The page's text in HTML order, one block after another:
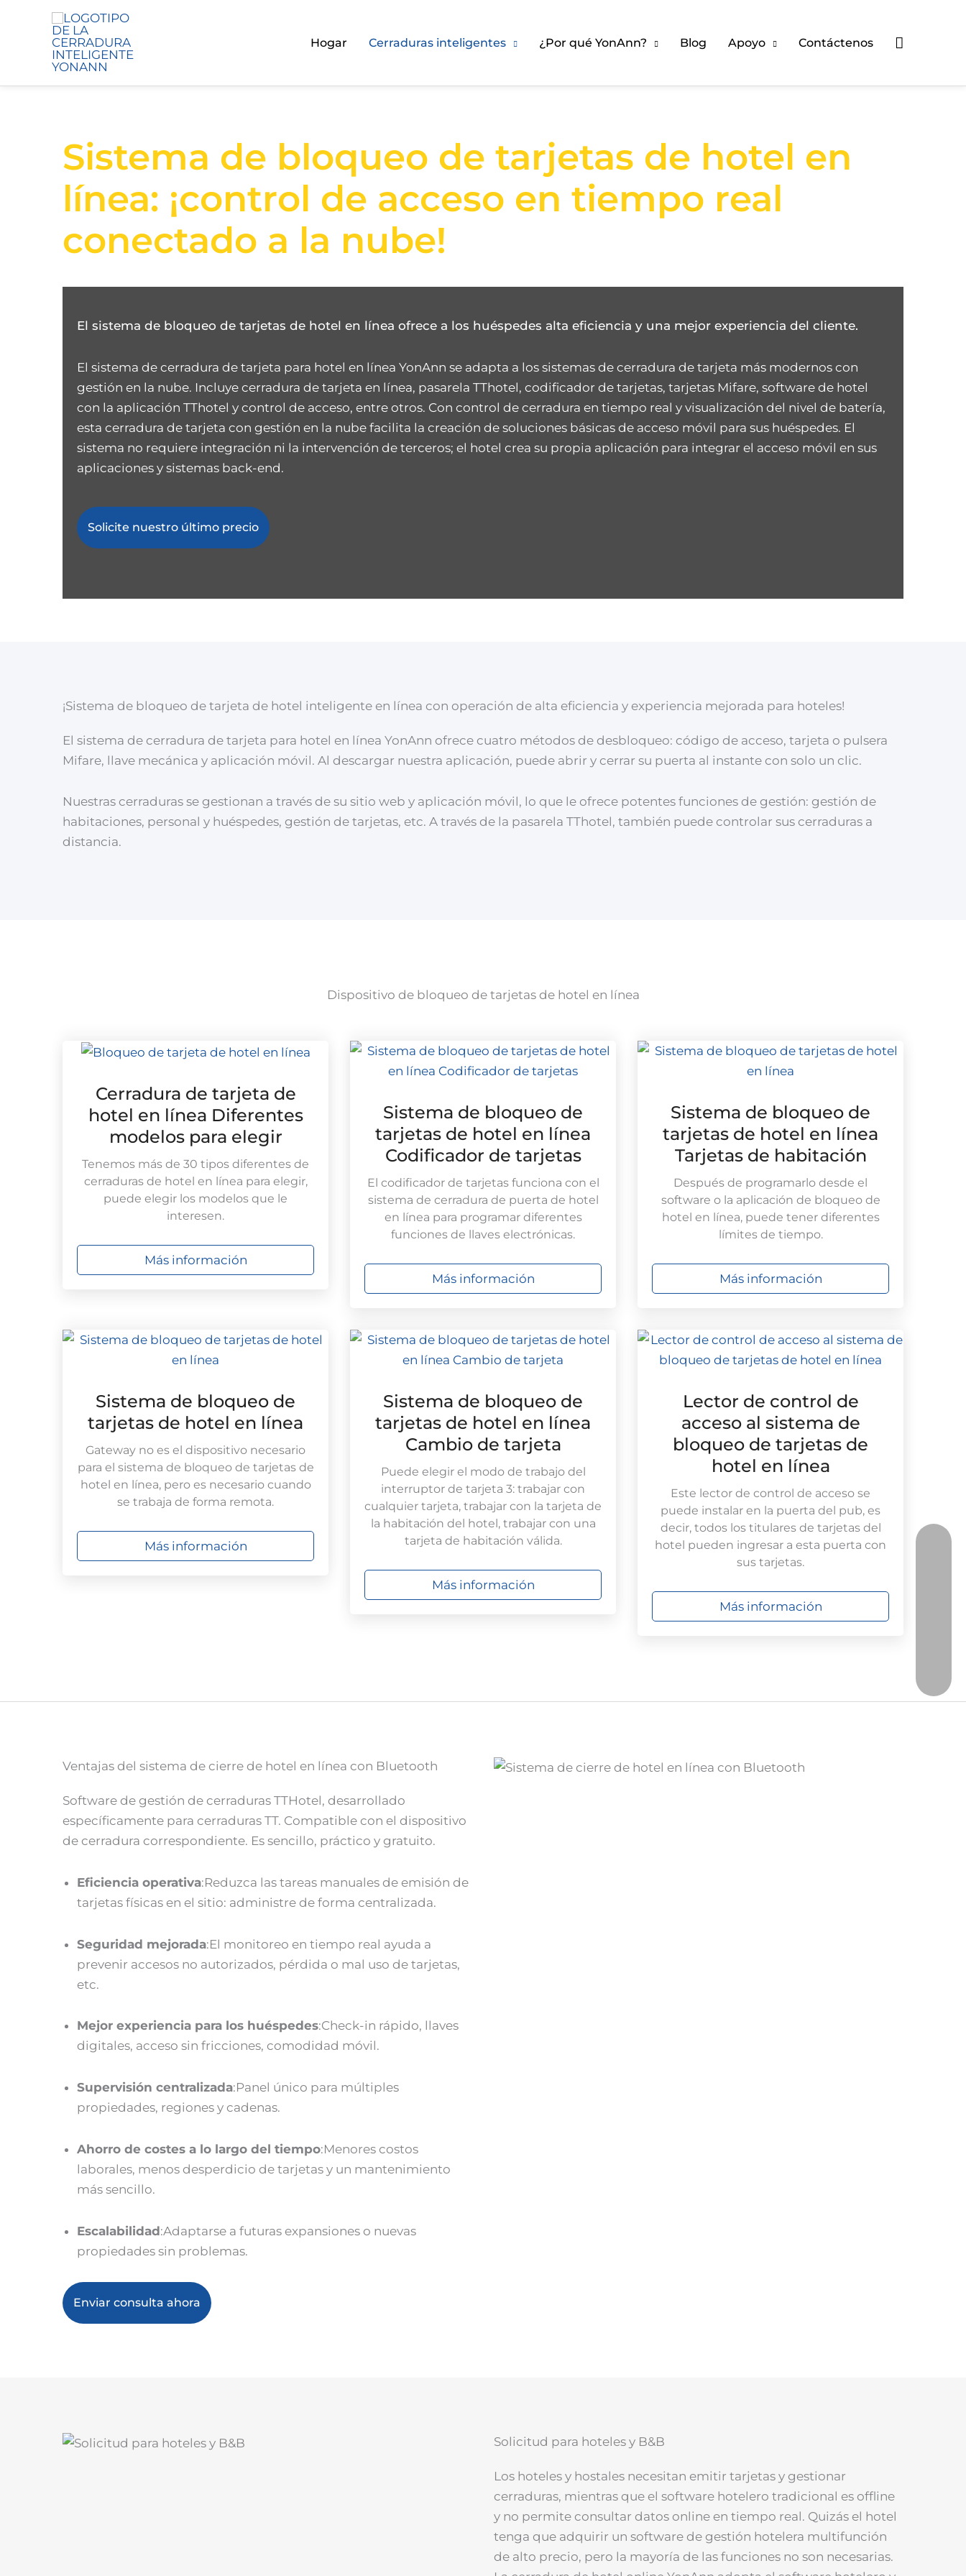
Hogar Cerraduras inteligentes ¿Por qué YonAnn? Blog Apoyo Contáctenos Buscar
Sistema de bloqueo de tarjetas de hotel en
línea: ¡control de acceso en tiempo real
conectado a la nube!
El sistema de bloqueo de tarjetas de hotel en línea ofrece a los huéspedes alta eficiencia y una mejor experiencia del cliente.
El sistema de cerradura de tarjeta para hotel en línea YonAnn se adapta a los sistemas de cerradura de tarjeta más modernos con
gestión en la nube. Incluye cerradura de tarjeta en línea, pasarela TThotel, codificador de tarjetas, tarjetas Mifare, software de hotel
con la aplicación TThotel y control de acceso, entre otros. Con control de cerradura en tiempo real y visualización del nivel de batería,
esta cerradura de tarjeta con gestión en la nube facilita la creación de soluciones básicas de acceso móvil para sus huéspedes. El
sistema no requiere integración ni la intervención de terceros; el hotel crea su propia aplicación para integrar el acceso móvil en sus
aplicaciones y sistemas back-end.
Solicite nuestro último precio
¡Sistema de bloqueo de tarjeta de hotel inteligente en línea con operación de alta eficiencia y experiencia mejorada para hoteles!
El sistema de cerradura de tarjeta para hotel en línea YonAnn ofrece cuatro métodos de desbloqueo: código de acceso, tarjeta o pulsera
Mifare, llave mecánica y aplicación móvil. Al descargar nuestra aplicación, puede abrir y cerrar su puerta al instante con solo un clic.
Nuestras cerraduras se gestionan a través de su sitio web y aplicación móvil, lo que le ofrece potentes funciones de gestión: gestión de
habitaciones, personal y huéspedes, gestión de tarjetas, etc. A través de la pasarela TThotel, también puede controlar sus cerraduras a
distancia.
Dispositivo de bloqueo de tarjetas de hotel en línea
Cerradura de tarjeta de
hotel en línea Diferentes
modelos para elegir
Tenemos más de 30 tipos diferentes de
cerraduras de hotel en línea para elegir,
puede elegir los modelos que le
interesen.
Más información
Sistema de bloqueo de
tarjetas de hotel en línea
Codificador de tarjetas
El codificador de tarjetas funciona con el
sistema de cerradura de puerta de hotel
en línea para programar diferentes
funciones de llaves electrónicas.
Más información
Sistema de bloqueo de
tarjetas de hotel en línea
Tarjetas de habitación
Después de programarlo desde el
software o la aplicación de bloqueo de
hotel en línea, puede tener diferentes
límites de tiempo.
Más información
Sistema de bloqueo de
tarjetas de hotel en línea
Gateway no es el dispositivo necesario
para el sistema de bloqueo de tarjetas de
hotel en línea, pero es necesario cuando
se trabaja de forma remota.
Más información
Sistema de bloqueo de
tarjetas de hotel en línea
Cambio de tarjeta
Puede elegir el modo de trabajo del
interruptor de tarjeta 3: trabajar con
cualquier tarjeta, trabajar con la tarjeta de
la habitación del hotel, trabajar con una
tarjeta de habitación válida.
Más información
Lector de control de
acceso al sistema de
bloqueo de tarjetas de
hotel en línea
Este lector de control de acceso se
puede instalar en la puerta del pub, es
decir, todos los titulares de tarjetas del
hotel pueden ingresar a esta puerta con
sus tarjetas.
Más información
Ventajas del sistema de cierre de hotel en línea con Bluetooth
Software de gestión de cerraduras TTHotel, desarrollado
específicamente para cerraduras TT. Compatible con el dispositivo
de cerradura correspondiente. Es sencillo, práctico y gratuito.
Eficiencia operativa:Reduzca las tareas manuales de emisión de
tarjetas físicas en el sitio: administre de forma centralizada.
Seguridad mejorada:El monitoreo en tiempo real ayuda a
prevenir accesos no autorizados, pérdida o mal uso de tarjetas,
etc.
Mejor experiencia para los huéspedes:Check-in rápido, llaves
digitales, acceso sin fricciones, comodidad móvil.
Supervisión centralizada:Panel único para múltiples
propiedades, regiones y cadenas.
Ahorro de costes a lo largo del tiempo:Menores costos
laborales, menos desperdicio de tarjetas y un mantenimiento
más sencillo.
Escalabilidad:Adaptarse a futuras expansiones o nuevas
propiedades sin problemas.
Enviar consulta ahora
Solicitud para hoteles y B&B
Los hoteles y hostales necesitan emitir tarjetas y gestionar
cerraduras, mientras que el software hotelero tradicional es offline
y no permite consultar datos online en tiempo real. Quizás el hotel
tenga que adquirir un software de gestión hotelera multifunción
de alto precio, pero la mayoría de las funciones no son necesarias.